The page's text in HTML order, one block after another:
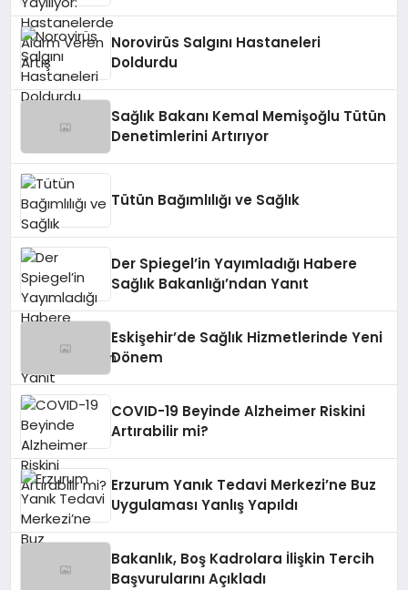
Norovirüs Salgını Hastaneleri
Doldurdu
Sağlık Bakanı Kemal Memişoğlu Tütün
Denetimlerini Artırıyor
Tütün Bağımlılığı ve Sağlık
Der Spiegel’in Yayımladığı Habere
Sağlık Bakanlığı’ndan Yanıt
Eskişehir’de Sağlık Hizmetlerinde Yeni
Dönem
COVID-19 Beyinde Alzheimer Riskini
Artırabilir mi?
Erzurum Yanık Tedavi Merkezi’ne Buz
Uygulaması Yanlış Yapıldı
Bakanlık, Boş Kadrolara İlişkin Tercih
Başvurularını Açıkladı